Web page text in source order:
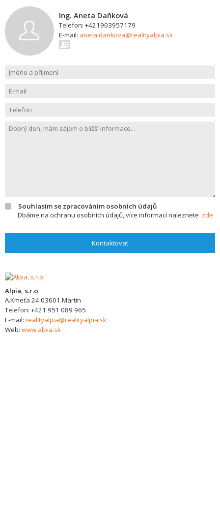
Ing. Aneta Daňková
Telefon: +421903957179
E-mail: aneta.dankova@realityalpia.sk
Souhlasím se zpracováním osobních údajů
Dbáme na ochranu osobních údajů, více informací naleznete zde
Kontaktovat
Alpia, s.r.o
A.Kmeťa 2403601 Martin
Telefon: +421 951 089 965
E-mail: realityalpia@realityalpia.sk
Web: www.alpia.sk